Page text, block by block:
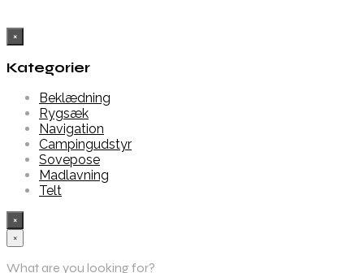
×
Kategorier
Beklædning
Rygsæk
Navigation
Campingudstyr
Sovepose
Madlavning
Telt
×
×
What are you looking for?